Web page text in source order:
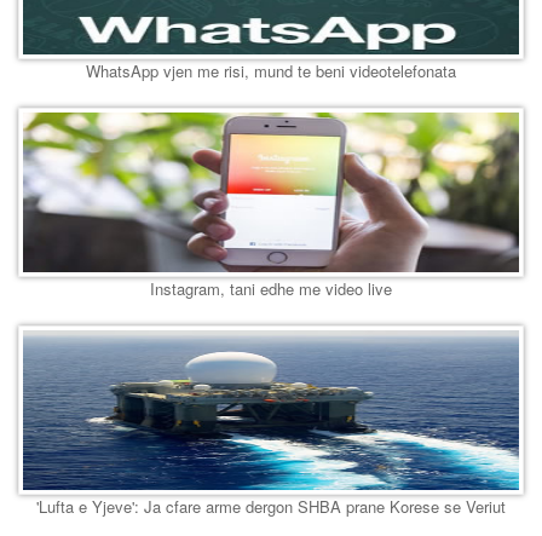
WhatsApp vjen me risi, mund te beni videotelefonata
Instagram, tani edhe me video live
'Lufta e Yjeve': Ja cfare arme dergon SHBA prane Korese se Veriut